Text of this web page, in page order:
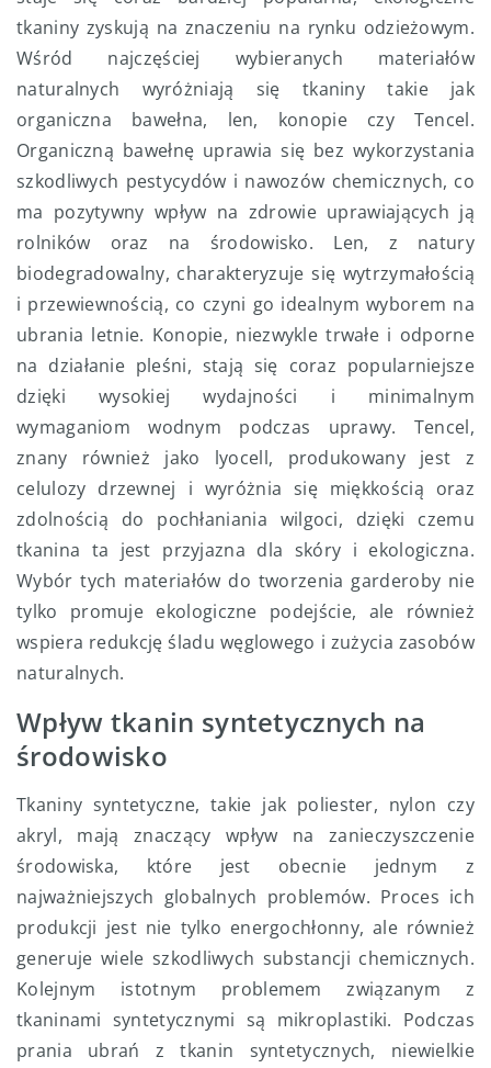
tkaniny zyskują na znaczeniu na rynku odzieżowym.
Wśród najczęściej wybieranych materiałów
naturalnych wyróżniają się tkaniny takie jak
organiczna bawełna, len, konopie czy Tencel.
Organiczną bawełnę uprawia się bez wykorzystania
szkodliwych pestycydów i nawozów chemicznych, co
ma pozytywny wpływ na zdrowie uprawiających ją
rolników oraz na środowisko. Len, z natury
biodegradowalny, charakteryzuje się wytrzymałością
i przewiewnością, co czyni go idealnym wyborem na
ubrania letnie. Konopie, niezwykle trwałe i odporne
na działanie pleśni, stają się coraz popularniejsze
dzięki wysokiej wydajności i minimalnym
wymaganiom wodnym podczas uprawy. Tencel,
znany również jako lyocell, produkowany jest z
celulozy drzewnej i wyróżnia się miękkością oraz
zdolnością do pochłaniania wilgoci, dzięki czemu
tkanina ta jest przyjazna dla skóry i ekologiczna.
Wybór tych materiałów do tworzenia garderoby nie
tylko promuje ekologiczne podejście, ale również
wspiera redukcję śladu węglowego i zużycia zasobów
naturalnych.
Wpływ tkanin syntetycznych na
środowisko
Tkaniny syntetyczne, takie jak poliester, nylon czy
akryl, mają znaczący wpływ na zanieczyszczenie
środowiska, które jest obecnie jednym z
najważniejszych globalnych problemów. Proces ich
produkcji jest nie tylko energochłonny, ale również
generuje wiele szkodliwych substancji chemicznych.
Kolejnym istotnym problemem związanym z
tkaninami syntetycznymi są mikroplastiki. Podczas
prania ubrań z tkanin syntetycznych, niewielkie